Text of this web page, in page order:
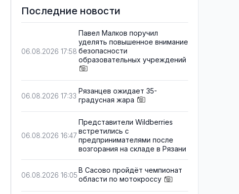
Последние новости
06.08.2026 17:58
Павел Малков поручил
уделять повышенное внимание
безопасности
образовательных учреждений
06.08.2026 17:33
Рязанцев ожидает 35-
градусная жара
06.08.2026 16:47
Представители Wildberries
встретились с
предпринимателями после
возгорания на складе в Рязани
06.08.2026 16:05
В Сасово пройдёт чемпионат
области по мотокроссу